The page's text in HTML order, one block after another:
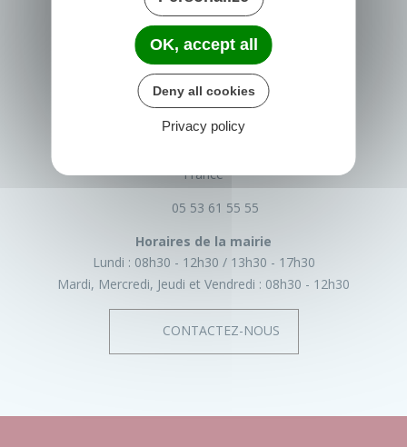
PRIGONRIEUX
1 Place du Groupe Loiseau
France
05 53 61 55 55
Horaires de la mairie
Lundi : 08h30 - 12h30
13h30 - 17h30
Mardi, Mercredi, Jeudi et Vendredi : 08h30 - 12h30
CONTACTEZ-NOUS
OK, accept all
Deny all cookies
Privacy policy